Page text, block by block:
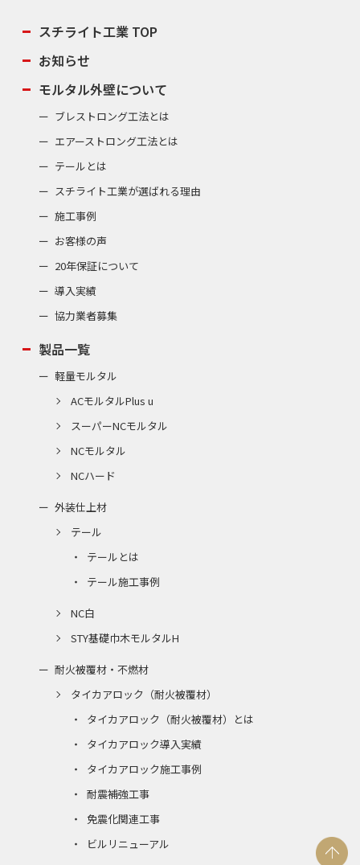
スチライト工業 TOP
お知らせ
モルタル外壁について
ブレストロング工法とは
エアーストロング工法とは
テールとは
スチライト工業が選ばれる理由
施工事例
お客様の声
20年保証について
導入実績
協力業者募集
製品一覧
軽量モルタル
ACモルタルPlus u
スーパーNCモルタル
NCモルタル
NCハード
外装仕上材
テール
テールとは
テール施工事例
NC白
STY基礎巾木モルタルH
耐火被覆材・不燃材
タイカアロック（耐火被覆材）
タイカアロック（耐火被覆材）とは
タイカアロック導入実績
タイカアロック施工事例
耐震補強工事
免震化関連工事
ビルリニューアル